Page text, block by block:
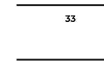
固定ページ33